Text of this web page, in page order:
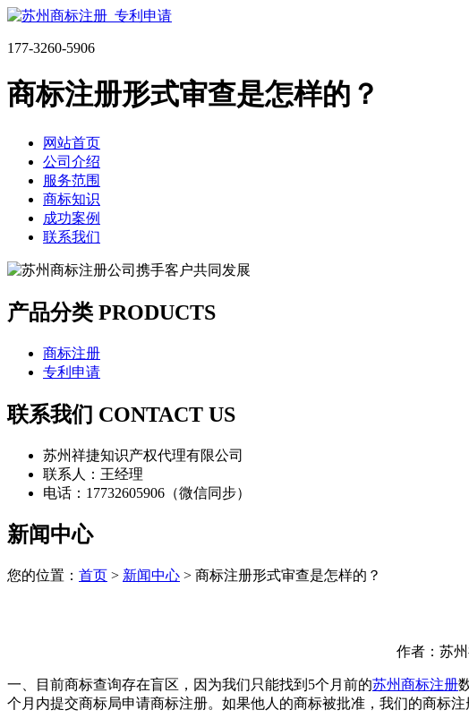
177-3260-5906
商标注册形式审查是怎样的？
网站首页
公司介绍
服务范围
商标知识
成功案例
联系我们
产品分类 PRODUCTS
商标注册
专利申请
联系我们 CONTACT US
苏州祥捷知识产权代理有限公司
联系人：王经理
电话：17732605906（微信同步）
新闻中心
您的位置： 首页 > 新闻中心 > 商标注册形式审查是怎样的？
作者：苏
一、目前商标查询存在盲区，因为我们只能找到5个月前的苏州商标注册
个月内提交商标局申请商标注册。如果他人的商标被批准，我们的商标注